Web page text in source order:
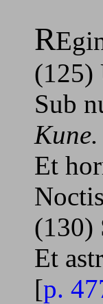
R
(125)
Sub
Kune.
Et
(130)
Et
[p.